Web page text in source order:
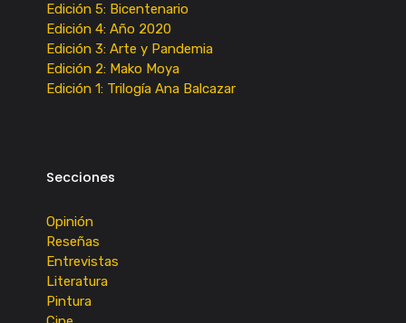
Edición 5: Bicentenario
Edición 4: Año 2020
Edición 3: Arte y Pandemia
Edición 2: Mako Moya
Edición 1: Trilogía Ana Balcazar
Secciones
Opinión
Reseñas
Entrevistas
Literatura
Pintura